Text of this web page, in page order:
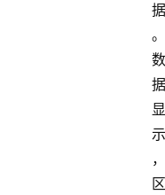
据
。
数
据
显
示
，
区